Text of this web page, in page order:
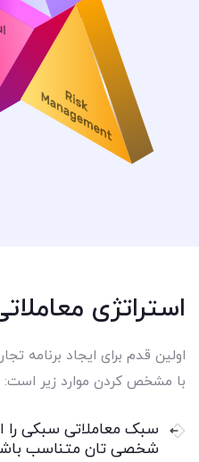
استراتژی
اولین قدم برای ایجاد برنامه
با مشخص کردن موارد زیر است:
سبک معاملاتی سبکی را
شخصی تان متناسب